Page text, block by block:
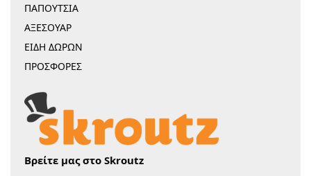
ΠΑΠΟΥΤΣΙΑ
ΑΞΕΣΟΥΑΡ
ΕΙΔΗ ΔΩΡΩΝ
ΠΡΟΣΦΟΡΕΣ
Βρείτε μας στο Skroutz